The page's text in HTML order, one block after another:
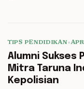
TIPS PENDIDIKAN•
Alumni Sukses
Mitra Taruna
Kepolisian